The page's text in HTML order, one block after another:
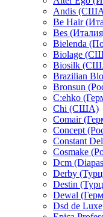
Andis
Be Hair
Bes
Bielenda
Biolage
Biosilk
Brazilian
Bronsun
C:ehko
Chi (США)
Comair
Concept
Constant
Cosmake
Dcm
Derby
Destin
Dewal
Dsd de